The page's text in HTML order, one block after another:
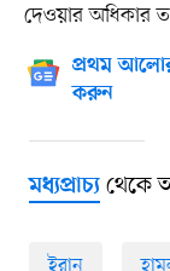
দেওয়ার অধিকার
প্রথম
করুন
মধ্যপ্রাচ্যথেকে